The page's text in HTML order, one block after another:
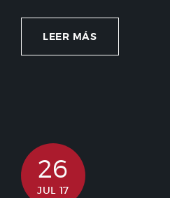
LEER MÁS
26
JUL 17